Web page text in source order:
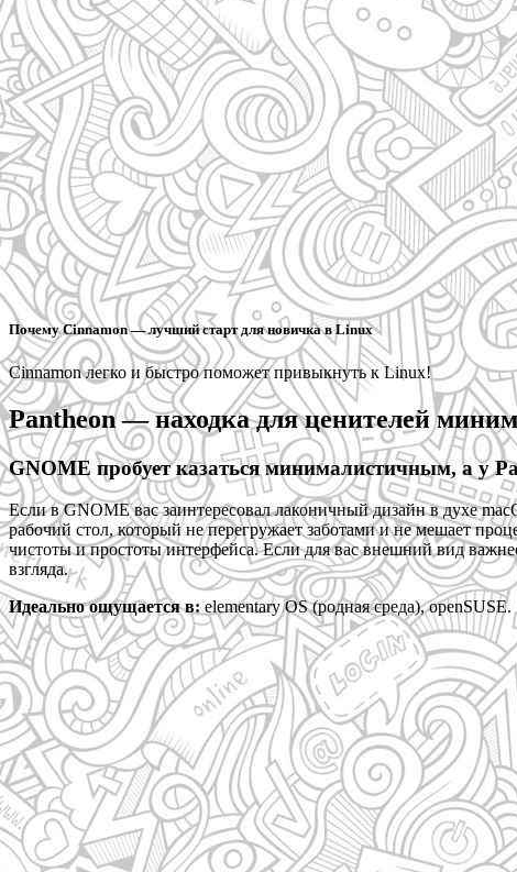
Почему Cinnamon — лучший старт для новичка в Linux
Cinnamon легко и быстро поможет привыкнуть к Linux!
Pantheon — находка для ценителей
GNOME пробует казаться минималистичным, а у
Если в GNOME вас заинтересовал лаконичный дизайн в духе
рабочий стол, который не перегружает заботами и не мешает
чистоты и простоты интерфейса. Если для вас внешний вид
взгляда.
Идеально ощущается в: elementary OS (родная среда), openSUSE.